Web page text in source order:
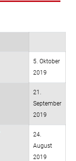
5. Oktober
2019
21.
September
2019
24.
August
2019